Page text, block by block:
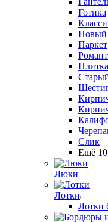
Готика
Новый
Паркет
Слик
Ещё 10
Люки
Лотки
Лотки